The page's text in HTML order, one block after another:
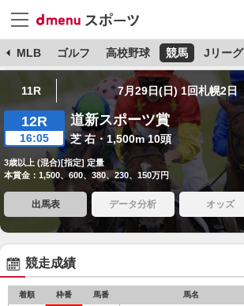
MLB ゴルフ 高校野球 競馬 Jリーグ
11R 7月29日(日) 1回札幌2日
12R
16:05
道新スポーツ賞
芝 右・1,500m 10頭
3歳以上 (混合)[指定] 定量
本賞金：1,500、600、380、230、150万円
出馬表 データ分析 オッズ
競走成績
着順 枠番 馬番 馬名